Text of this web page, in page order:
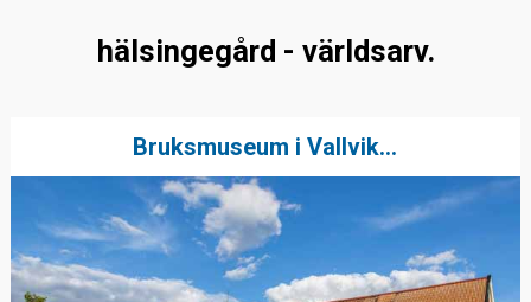
hälsingegård - världsarv.
Bruksmuseum i Vallvik...